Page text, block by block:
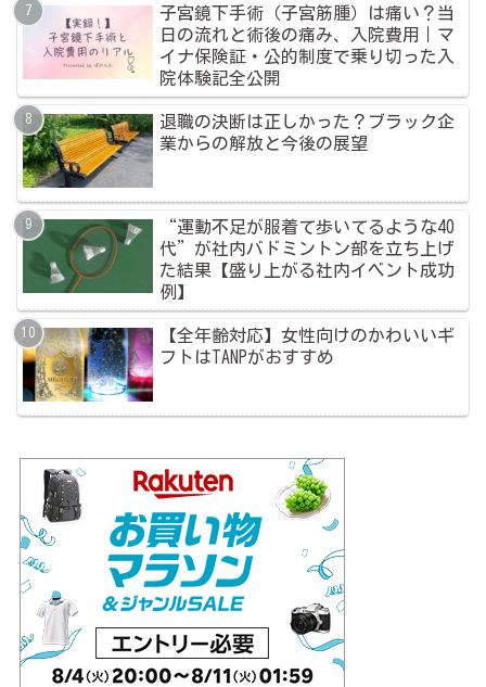
子宮鏡下手術（子宮筋腫）は痛い？当
日の流れと術後の痛み、入院費用｜マ
イナ保険証・公的制度で乗り切った入
院体験記全公開
退職の決断は正しかった？ブラック企
業からの解放と今後の展望
“運動不足が服着て歩いてるような40
代”が社内バドミントン部を立ち上げ
た結果【盛り上がる社内イベント成功
例】
【全年齢対応】女性向けのかわいいギ
フトはTANPがおすすめ